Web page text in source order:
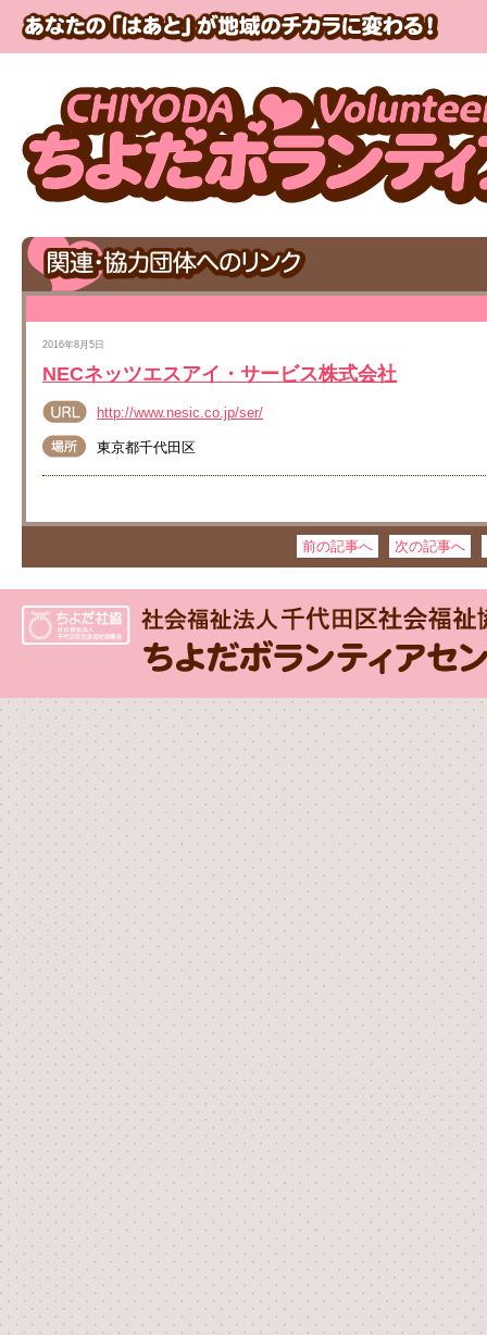
2016年8月5日
NECネッツエスアイ・サービス株式会社
http://www.nesic.co.jp/ser/
東京都千代田区
前の記事へ 次の記事へ